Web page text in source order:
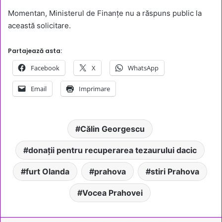
Momentan, Ministerul de Finanțe nu a răspuns public la
această solicitare.
Partajează asta:
Facebook X WhatsApp
Email Imprimare
Călin Georgescu
donații pentru recuperarea tezaurului dacic
furt Olanda prahova stiri Prahova
Vocea Prahovei